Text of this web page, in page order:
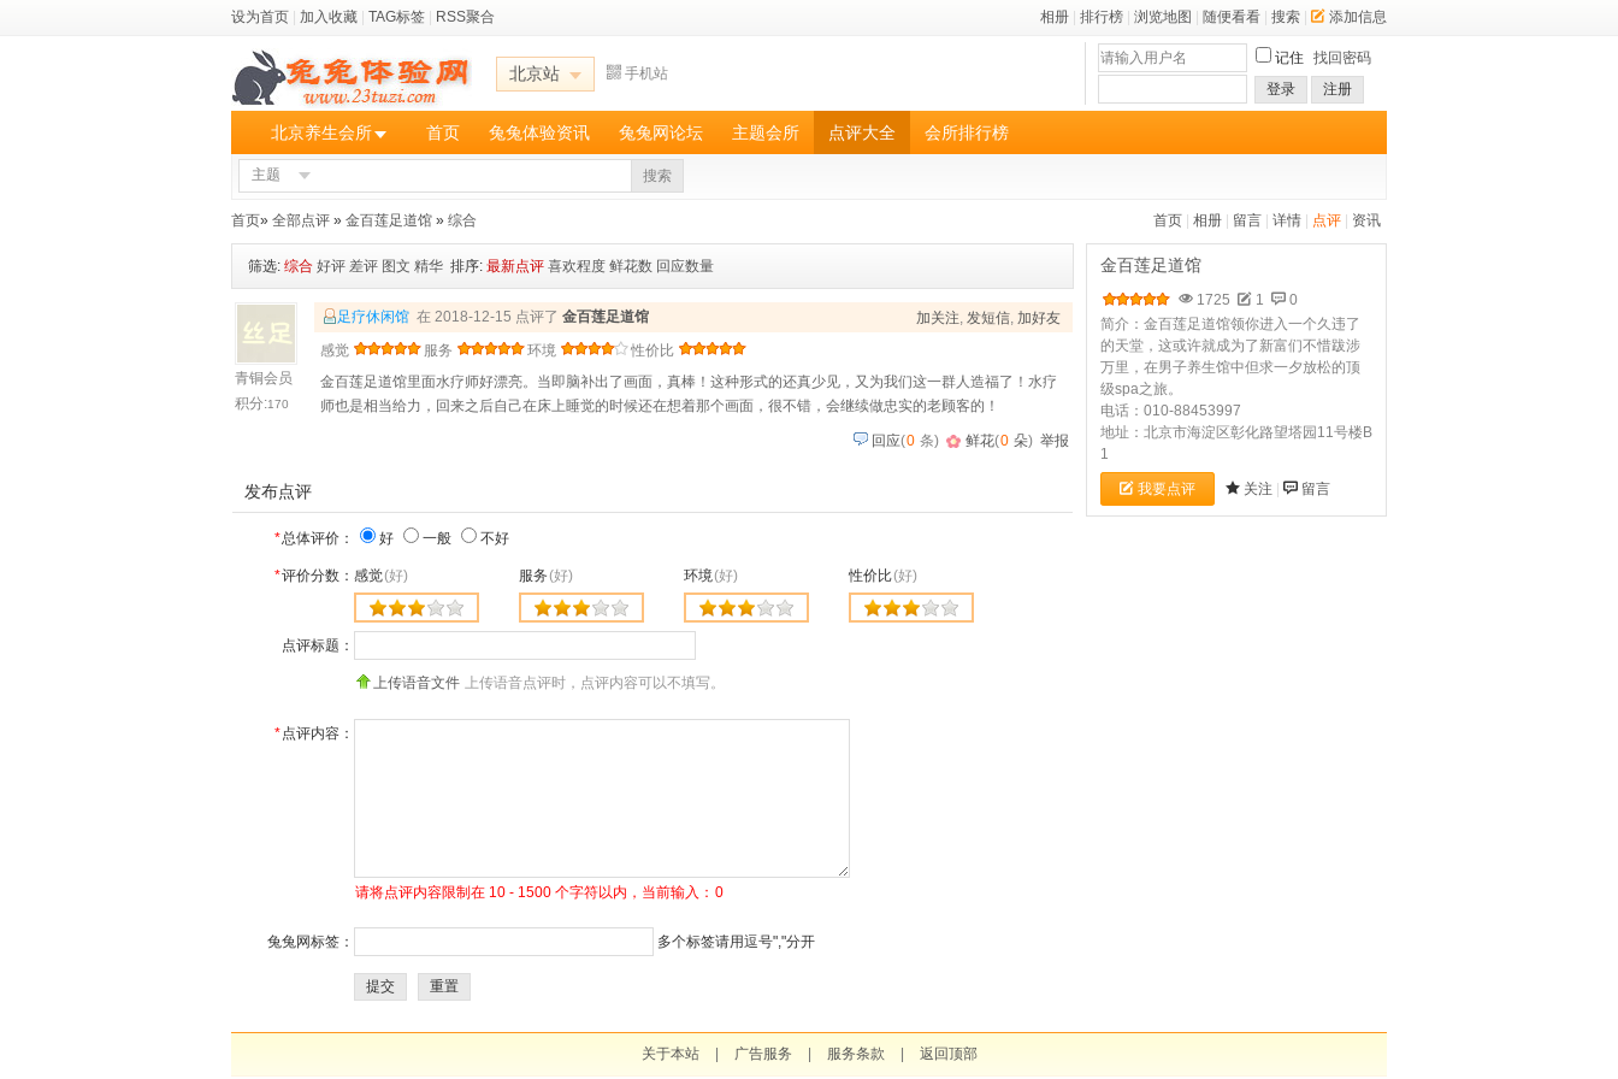
设为首页 加入收藏 TAG标签 RSS聚合 相册 排行榜 浏览地图 随便看看 搜索 添加信息
北京站 手机站
记住 找回密码
登录
注册
北京养生会所 首页 兔兔体验资讯 兔兔网论坛 主题会所 点评大全 会所排行榜
主题 搜索
首页 相册 留言 详情 点评 资讯
首页» 全部点评 » 金百莲足道馆 » 综合
筛选: 综合 好评 差评 图文 精华 排序: 最新点评 喜欢程度 鲜花数 回应数量
青铜会员
积分:170
加关注, 发短信, 加好友
足疗休闲馆 在 2018-12-15 点评了 金百莲足道馆
感觉
服务 环境
性价比
金百莲足道馆里面水疗师好漂亮。当即脑补出了画面，真棒！这种形式的还真少见，又为我们这一群人造福了！水疗
师也是相当给力，回来之后自己在床上睡觉的时候还在想着那个画面，很不错，会继续做忠实的老顾客的！
回应(0 条) 鲜花(0 朵) 举报
发布点评
*总体评价： 好 一般 不好
*评价分数： 感觉(好) 服务(好) 环境(好) 性价比(好)
点评标题：
上传语音文件 上传语音点评时，点评内容可以不填写。
*点评内容：
请将点评内容限制在 10 - 1500 个字符以内，当前输入： 0
兔兔网标签： 多个标签请用逗号","分开
提交 重置
金百莲足道馆
1725 1
0
简介：金百莲足道馆领你进入一个久违了
的天堂，这或许就成为了新富们不惜跋涉
万里，在男子养生馆中但求一夕放松的顶
级spa之旅。
电话：010-88453997
地址：北京市海淀区彰化路望塔园11号楼B
1
我要点评 关注 留言
关于本站 广告服务 服务条款 返回顶部